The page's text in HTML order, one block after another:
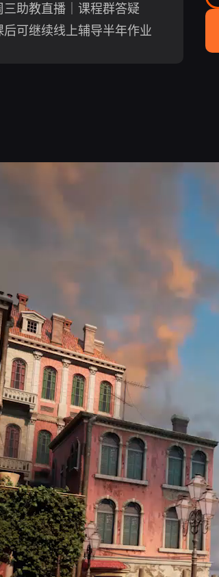
三助教直播｜课程群答疑
后可继续线上辅导半年作业